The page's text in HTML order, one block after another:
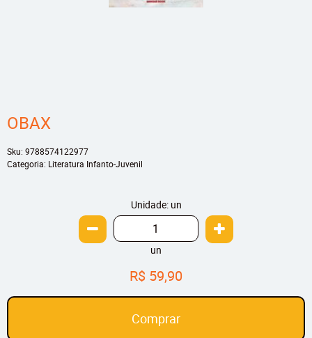
OBAX
Sku: 9788574122977
Categoria: Literatura Infanto-Juvenil
Unidade: un
un
R$ 59,90
Comprar